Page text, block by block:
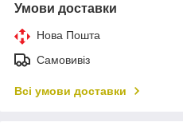
Умови доставки
Нова Пошта
Самовивіз
Всі умови доставки